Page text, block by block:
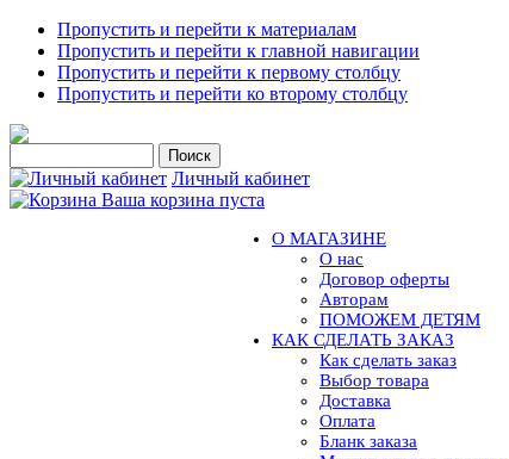
Пропустить и перейти к материалам
Пропустить и перейти к главной навигации
Пропустить и перейти к первому столбцу
Пропустить и перейти ко второму столбцу
Личный кабинет
Ваша корзина пуста
О МАГАЗИНЕ
О нас
Договор оферты
Авторам
ПОМОЖЕМ ДЕТЯМ
КАК СДЕЛАТЬ ЗАКАЗ
Как сделать заказ
Выбор товара
Доставка
Оплата
Бланк заказа